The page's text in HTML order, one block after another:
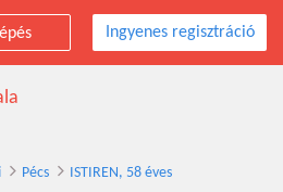
Ingyenes regisztráció
férfi, 58 éves, Pécs
Pécs ISTIREN, 58 éves